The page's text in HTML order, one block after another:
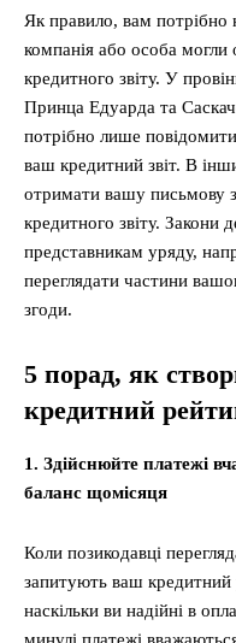
Як правило, вам потрібно
компанія або особа
кредитного звіту. У
Принца Едуарда та
потрібно лише
ваш кредитний звіт. В
отримати вашу письмову
кредитного звіту. Закони
представникам уряду,
переглядати частини
згоди.
5 порад, як
кредитний
1. Здійснюйте платежі
баланс щомісяця
Коли позикодавці
запитують ваш кредитний
наскільки ви надійні в